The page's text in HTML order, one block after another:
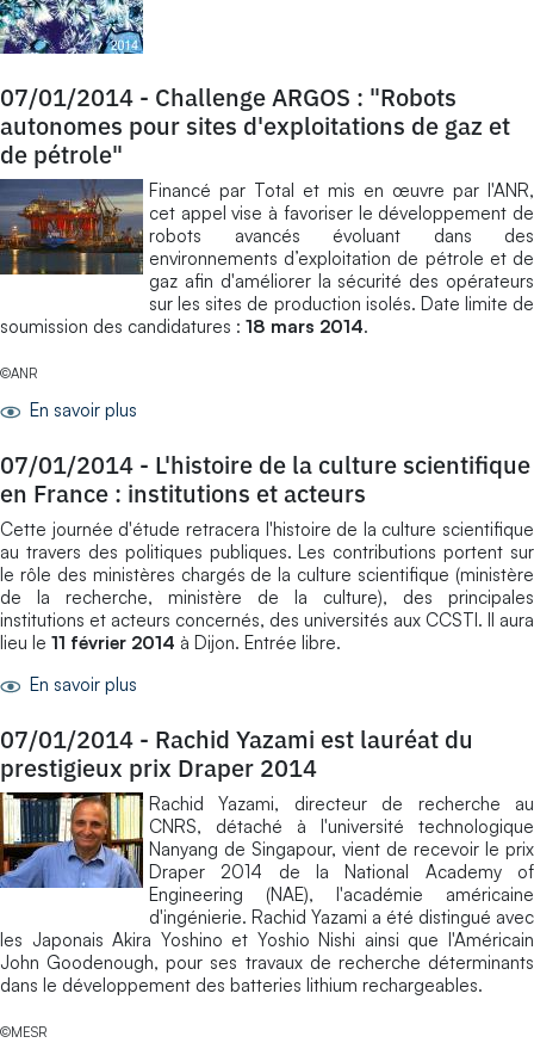
07/01/2014 - Challenge ARGOS : "Robots
autonomes pour sites d'exploitations de gaz et
de pétrole"
Financé par Total et mis en œuvre par l'ANR,
cet appel vise à favoriser le développement de
robots avancés évoluant dans des
environnements d’exploitation de pétrole et de
gaz afin d'améliorer la sécurité des opérateurs
sur les sites de production isolés. Date limite de
soumission des candidatures : 18 mars 2014.
©ANR
En savoir plus
07/01/2014 - L'histoire de la culture scientifique
en France : institutions et acteurs
Cette journée d'étude retracera l'histoire de la culture scientifique
au travers des politiques publiques. Les contributions portent sur
le rôle des ministères chargés de la culture scientifique (ministère
de la recherche, ministère de la culture), des principales
institutions et acteurs concernés, des universités aux CCSTI. Il aura
lieu le 11 février 2014 à Dijon. Entrée libre.
En savoir plus
07/01/2014 - Rachid Yazami est lauréat du
prestigieux prix Draper 2014
Rachid Yazami, directeur de recherche au
CNRS, détaché à l'université technologique
Nanyang de Singapour, vient de recevoir le prix
Draper 2014 de la National Academy of
Engineering (NAE), l'académie américaine
d'ingénierie. Rachid Yazami a été distingué avec
les Japonais Akira Yoshino et Yoshio Nishi ainsi que l'Américain
John Goodenough, pour ses travaux de recherche déterminants
dans le développement des batteries lithium rechargeables.
©MESR